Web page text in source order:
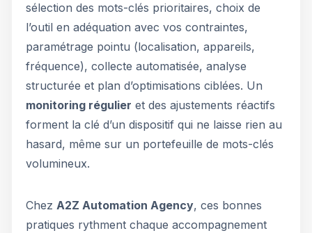
sélection des mots-clés prioritaires, choix de
l’outil en adéquation avec vos contraintes,
paramétrage pointu (localisation, appareils,
fréquence), collecte automatisée, analyse
structurée et plan d’optimisations ciblées. Un
monitoring régulier et des ajustements réactifs
forment la clé d’un dispositif qui ne laisse rien au
hasard, même sur un portefeuille de mots-clés
volumineux.
Chez A2Z Automation Agency, ces bonnes
pratiques rythment chaque accompagnement